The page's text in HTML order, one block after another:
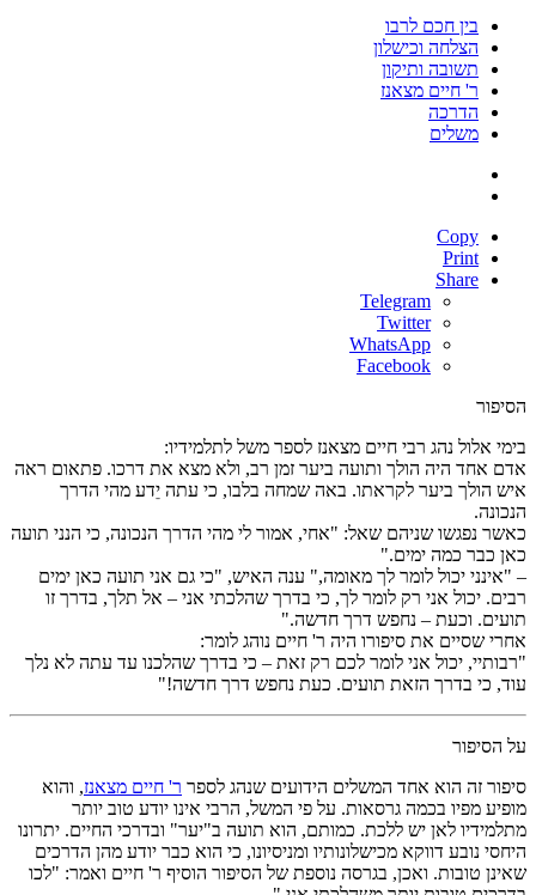
בין חכם לרבו
הצלחה וכישלון
תשובה ותיקון
ר' חיים מצאנז
הדרכה
משלים
Copy
Print
Share
Telegram
Twitter
WhatsApp
Facebook
הסיפור
בימי אלול נהג רבי חיים מצאנז לספר משל לתלמידיו:
אדם אחד היה הולך ותועה ביער זמן רב, ולא מצא את דרכו. פתאום ראה
איש הולך ביער לקראתו. באה שמחה בלבו, כי עתה יֵדע מהי הדרך
הנכונה.
כאשר נפגשו שניהם שאל: "אחי, אמור לי מהי הדרך הנכונה, כי הנני תועה
כאן כבר כמה ימים."
– "אינני יכול לומר לך מאומה," ענה האיש, "כי גם אני תועה כאן ימים
רבים. יכול אני רק לומר לך, כי בדרך שהלכתי אני – אל תלך, בדרך זו
תועים. וכעת – נחפש דרך חדשה."
אחרי שסיים את סיפורו היה ר' חיים נוהג לומר:
"רבותיי, יכול אני לומר לכם רק זאת – כי בדרך שהלכנו עד עתה לא נלך
עוד, כי בדרך הזאת תועים. כעת נחפש דרך חדשה!"
על הסיפור
סיפור זה הוא אחד המשלים הידועים שנהג לספר ר' חיים מצאנז, והוא
מופיע מפיו בכמה גרסאות. על פי המשל, הרבי אינו יודע טוב יותר
מתלמידיו לאן יש ללכת. כמותם, הוא תועה ב"יער" ובדרכי החיים. יתרונו
היחסי נובע דווקא מכישלונותיו ומניסיונו, כי הוא כבר יודע מהן הדרכים
שאינן טובות. ואכן, בגרסה נוספת של הסיפור הוסיף ר' חיים ואמר: "לכו